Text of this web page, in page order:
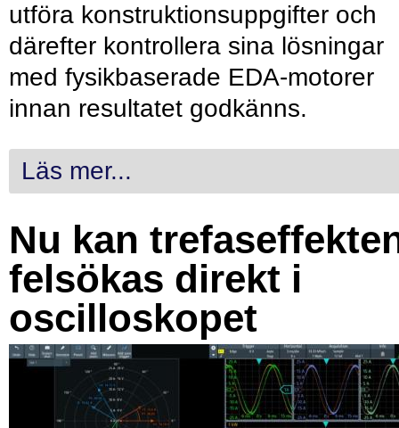
utföra konstruktionsuppgifter och
därefter kontrollera sina lösningar
med fysikbaserade EDA-motorer
innan resultatet godkänns.
Läs mer...
Nu kan
felsökas direkt i
oscilloskopet